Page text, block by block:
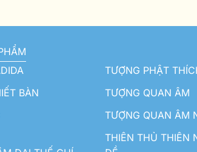
TƯỢNG PHẬT
BÀN
TƯỢNG QUAN ÂM
TƯỢNG QUAN ÂM
THIÊN THỦ THIÊN